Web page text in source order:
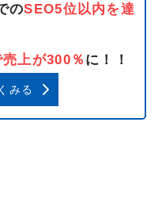
のSEO5位以内を達
上が300％ に！！
みる